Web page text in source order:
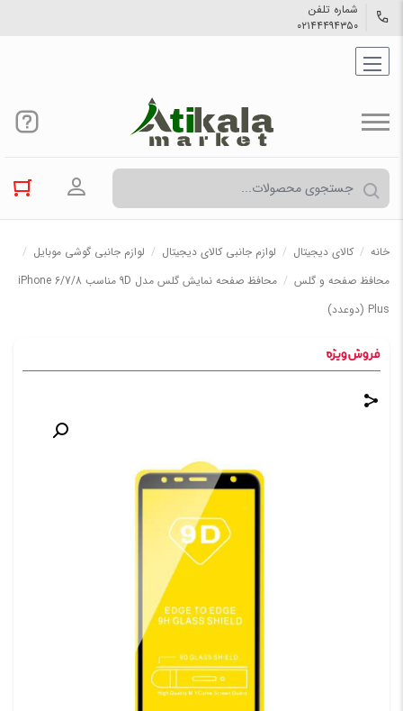
شماره تلفن
۰۲۱۴۴۴۹۴۳۵۰
ورود به
خانه / کالاي دیجیتال / لوازم جانبی کالای دیجیتال / لوازم جانبی گوشی موبایل /
محافظ صفحه و گلس /
محافظ صفحه نمایش گلس مدل 9D مناسب iPhone 6/7/8
Plus (دوعدد)